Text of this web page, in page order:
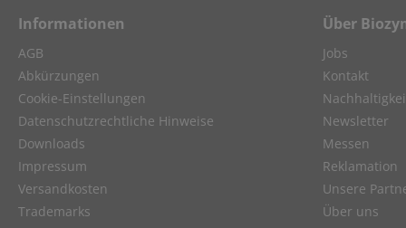
Informationen
AGB
Abkürzungen
Cookie-Einstellungen
Datenschutzrechtliche Hinweise
Downloads
Impressum
Versandkosten
Trademarks
Über
Jobs
Kontakt
Newsletter
Messen
Reklamation
Unsere
Über uns